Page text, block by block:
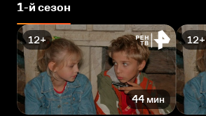
1-й сезон
12+
44 мин
12+